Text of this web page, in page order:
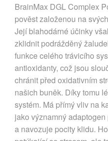
BrainMax DGL Complex
pověst založenou na
Její blahodárné účinky
zklidnit podrážděný
funkce celého trávicího
antioxidanty, což jsou
chránit před oxidativním
našich buněk. Díky tomu
systém. Má přímý vliv na
jako významný
a navozuje pocity klidu.